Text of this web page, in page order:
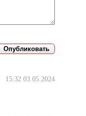
15:32 03.05.2024